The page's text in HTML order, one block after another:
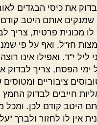
את כיסי הבגדים
שמנקים אותם היטב
מכונית פרטית, צריך
חז"ל. ואף על פי
ליל י"ד. ואפילו אינו
ימי הפסח, צריך לבדוק
ציבוריים
חייבים לבדוק החמץ
היטב קודם לכן.
אין לו לחזור ולברך